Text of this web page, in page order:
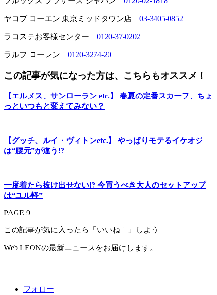
ヤコブ コーエン 東京ミッドタウン店 03-3405-0852
ラコステお客様センター 0120-37-0202
ラルフ ローレン 0120-3274-20
この記事が気になった方は、こちらもオススメ！
【エルメス、サンローラン etc.】 春夏の定番スカーフ、ちょ
っといつもと変えてみない？
【グッチ、ルイ・ヴィトンetc.】 やっぱりモテるイケオジ
は“腰元”が違う!?
一度着たら抜け出せない!? 今買うべき大人のセットアップ
は“ユル軽”
PAGE 9
この記事が気に入ったら「いいね！」しよう
Web LEONの最新ニュースをお届けします。
フォロー